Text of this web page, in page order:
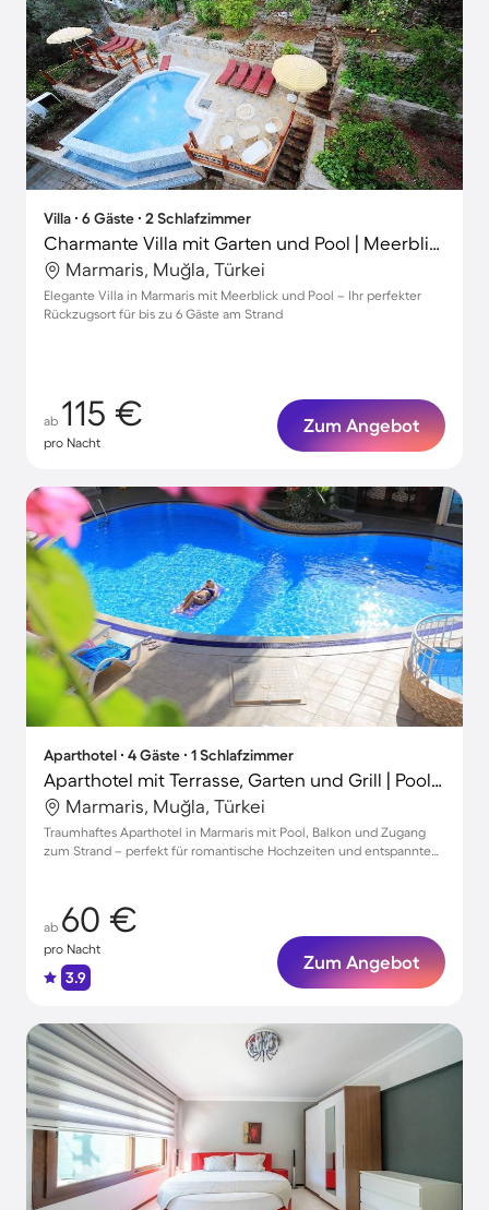
Villa ∙ 6 Gäste ∙ 2 Schlafzimmer
Charmante Villa mit Garten und Pool | Meerblick
Marmaris, Muğla, Türkei
Elegante Villa in Marmaris mit Meerblick und Pool – Ihr perfekter
Rückzugsort für bis zu 6 Gäste am Strand
ab 115 €
pro Nacht
Zum Angebot
Aparthotel ∙ 4 Gäste ∙ 1 Schlafzimmer
Aparthotel mit Terrasse, Garten und Grill | Poolblick | Perfekt für die Arbeit von Zuhause
Marmaris, Muğla, Türkei
Traumhaftes Aparthotel in Marmaris mit Pool, Balkon und Zugang
zum Strand – perfekt für romantische Hochzeiten und entspannte
ab 60 €
pro Nacht
3.9
Zum Angebot